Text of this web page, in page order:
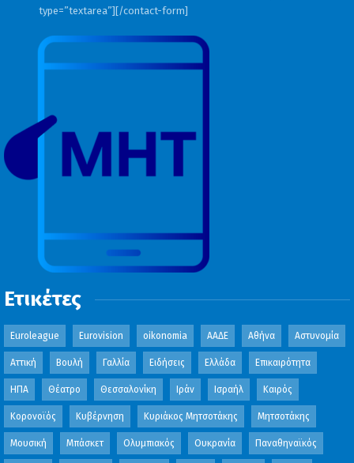
type=”textarea”][/contact-form]
Ετικέτες
Euroleague Eurovision oikonomia ΑΑΔΕ Αθήνα Αστυνομία
Αττική Βουλή Γαλλία Ειδήσεις Ελλάδα Επικαιρότητα
ΗΠΑ Θέατρο Θεσσαλονίκη Ιράν Ισραήλ Καιρός
Κορονοϊός Κυβέρνηση Κυριάκος Μητσοτάκης Μητσοτάκης
Μουσική Μπάσκετ Ολυμπιακός Ουκρανία Παναθηναϊκός